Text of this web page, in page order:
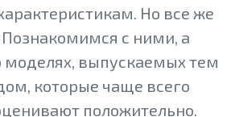
Но все же
Познакомимся с ними, а
моделях, выпускаемых тем
которые чаще всего
положительно.